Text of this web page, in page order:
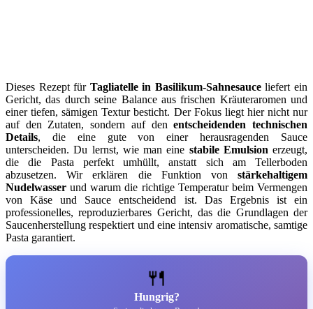
Dieses Rezept für Tagliatelle in Basilikum-Sahnesauceliefert ein
Gericht, das durch seine Balance aus frischen Kräuteraromen und
einer tiefen, sämigen Textur besticht. Der Fokus liegt hier nicht nur
auf den Zutaten, sondern auf denentscheidenden technischen
Details, die eine gute von einer herausragenden Sauce
unterscheiden. Du lernst, wie man eine stabile Emulsionerzeugt,
die die Pasta perfekt umhüllt, anstatt sich am Tellerboden
abzusetzen. Wir erklären die Funktion von stärkehaltigem
Nudelwasser und warum die richtige Temperatur beim Vermengen
von Käse und Sauce entscheidend ist. Das Ergebnis ist ein
professionelles, reproduzierbares Gericht, das die Grundlagen der
Saucenherstellung respektiert und eine intensiv aromatische, samtige
Pasta garantiert.
🍴
Hungrig?